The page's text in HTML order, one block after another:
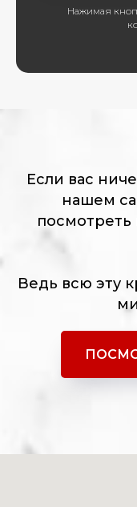
Нажимая
Если вас
нашем
посмотреть
Ведь всю эту